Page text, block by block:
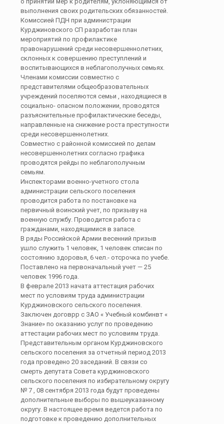
выполнения своих родительских обязанностей.
Комиссией ПДН при администрации
Курджиновского СП разработан план
мероприятий по профилактике
правонарушений среди несовершеннолетних,
склонных к совершению преступлений и
воспитывающихся в неблагополучных семьях.
Членами комиссии совместно с
представителями общеобразовательных
учреждений поселяются семьи , находящиеся в
социально- опасном положении, проводятся
разъяснительные профилактические беседы,
направленные на снижение роста преступности
среди несовершеннолетних.
Совместно с районной комиссией по делам
несовершеннолетних согласно графика
проводятся рейды по неблагополучным
семьям.
Инспекторами военно-учетного стола
администрации сельского поселения
проводится работа по постановке на
первичный воинский учет, по призыву на
военную службу. Проводится работа с
гражданами, находящимися в запасе.
В ряды Российской Армии весенний призыв
ушло служить 1 человек, 1 человек списан по
состоянию здоровья, 6 чел.- отсрочка по учебе.
Поставлено на первоначальный учет — 25
человек 1996 года.
В феврале 2013 начата аттестация рабочих
мест по условиям труда администрации
Курджиновского сельского поселения.
Заключен договрр с ЗАО « Учебный комбинвт «
Знание» по оказанию услуг по проведению
аттестации рабочих мест по условиям труда.
Представительным органом Курджиновского
сельского поселения за отчетный период 2013
года проведено 20 заседаний. В связи со
смерть депутата Совета курджиновского
сельского поселения по избирательному округу
№ 7 , 08 сентября 2013 года будут проведены
дополнительные выборы по вышеуказанному
округу. В настоящее время ведется работа по
подготовке к проведению дополнительных